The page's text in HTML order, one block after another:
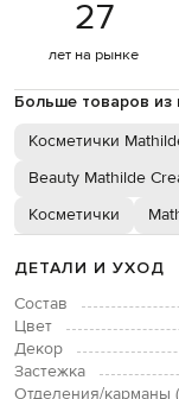
27
лет на рынке
Больше товаров из
Косметички
Beauty Mathilde
Косметички
ДЕТАЛИ И УХОД
Состав
Цвет
Декор
Застежка